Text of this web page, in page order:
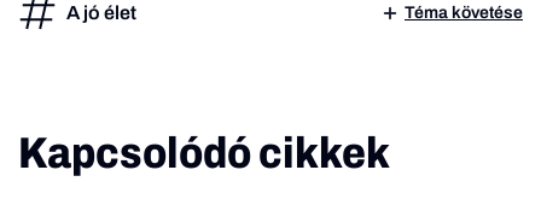
A jó élet Téma követése
Kapcsolódó cikkek